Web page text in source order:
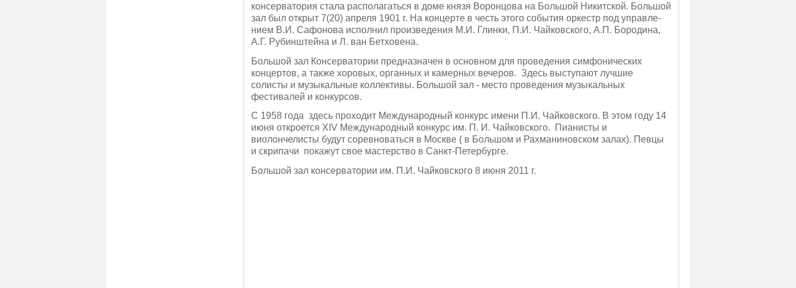
консерватория стала располагаться в доме князя Воронцова на Большой Никитской. Большой
зал был открыт 7(20) апреля 1901 г. На кон­церте в честь этого собы­тия оркестр под управле­
нием В.И. Сафонова испол­нил произведения М.И. Глинки, П.И. Чайковского, А.П. Бородина,
А.Г. Рубинштейна и Л. ван Бетховена.
Большой зал Консерва­тории предназначен в ос­новном для проведения симфонических
концертов, а также хоровых, органных и камерных вечеров. Здесь выступают луч­шие
солисты и музыкаль­ные коллективы. Большой зал - место проведения му­зыкальных
фестивалей и конкурсов.
С 1958 года здесь проходит Международный конкурс имени П.И. Чайковского. В этом году 14
июня откроется XIV Международный конкурс им. П. И. Чайковского. Пианисты и
виолончелисты будут соревноваться в Москве ( в Большом и Рахманиновском залах). Певцы
и скрипачи покажут свое мастерство в Санкт-Петербурге.
Большой зал консерватории им. П.И. Чайковского 8 июня 2011 г.